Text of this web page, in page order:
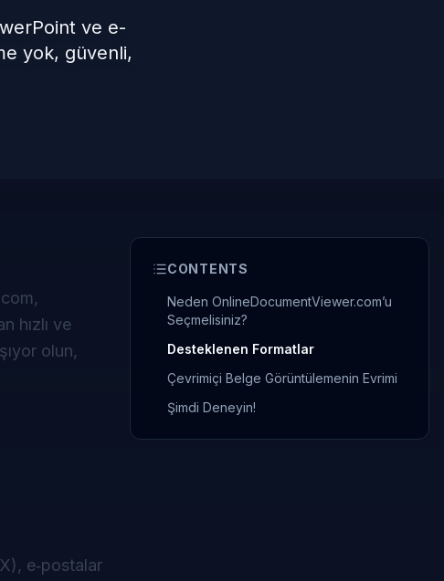
ve e-
yok, güvenli,
hızlı ve
olun,
e‑postalar
CONTENTS
Neden OnlineDocumentViewer.com’u
Seçmelisiniz?
Desteklenen Formatlar
Çevrimiçi Belge Görüntülemenin Evrimi
Şimdi Deneyin!